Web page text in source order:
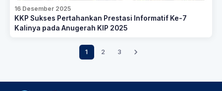
16 Desember 2025
KKP Sukses Pertahankan Prestasi Informatif Ke-7
Kalinya pada Anugerah KIP 2025
1 2 3